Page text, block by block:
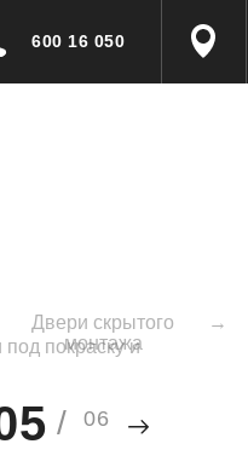
600 16 050
/ 06
Двери скрытого
монтажа
→
покраску и